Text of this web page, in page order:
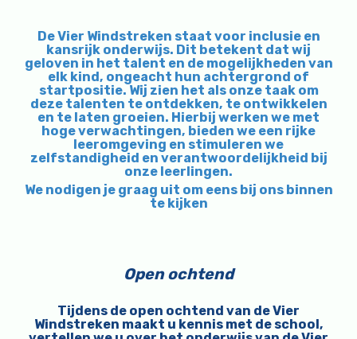
De Vier Windstreken staat voor inclusie en
kansrijk onderwijs. Dit betekent dat wij
geloven in het talent en de mogelijkheden van
elk kind, ongeacht hun achtergrond of
startpositie. Wij zien het als onze taak om
deze talenten te ontdekken, te ontwikkelen
en te laten groeien. Hierbij werken we met
hoge verwachtingen, bieden we een rijke
leeromgeving en stimuleren we
zelfstandigheid en verantwoordelijkheid bij
onze leerlingen.
We nodigen je graag uit om eens bij ons binnen
te kijken
Open ochtend
Tijdens de open ochtend van de Vier
Windstreken maakt u kennis met de school,